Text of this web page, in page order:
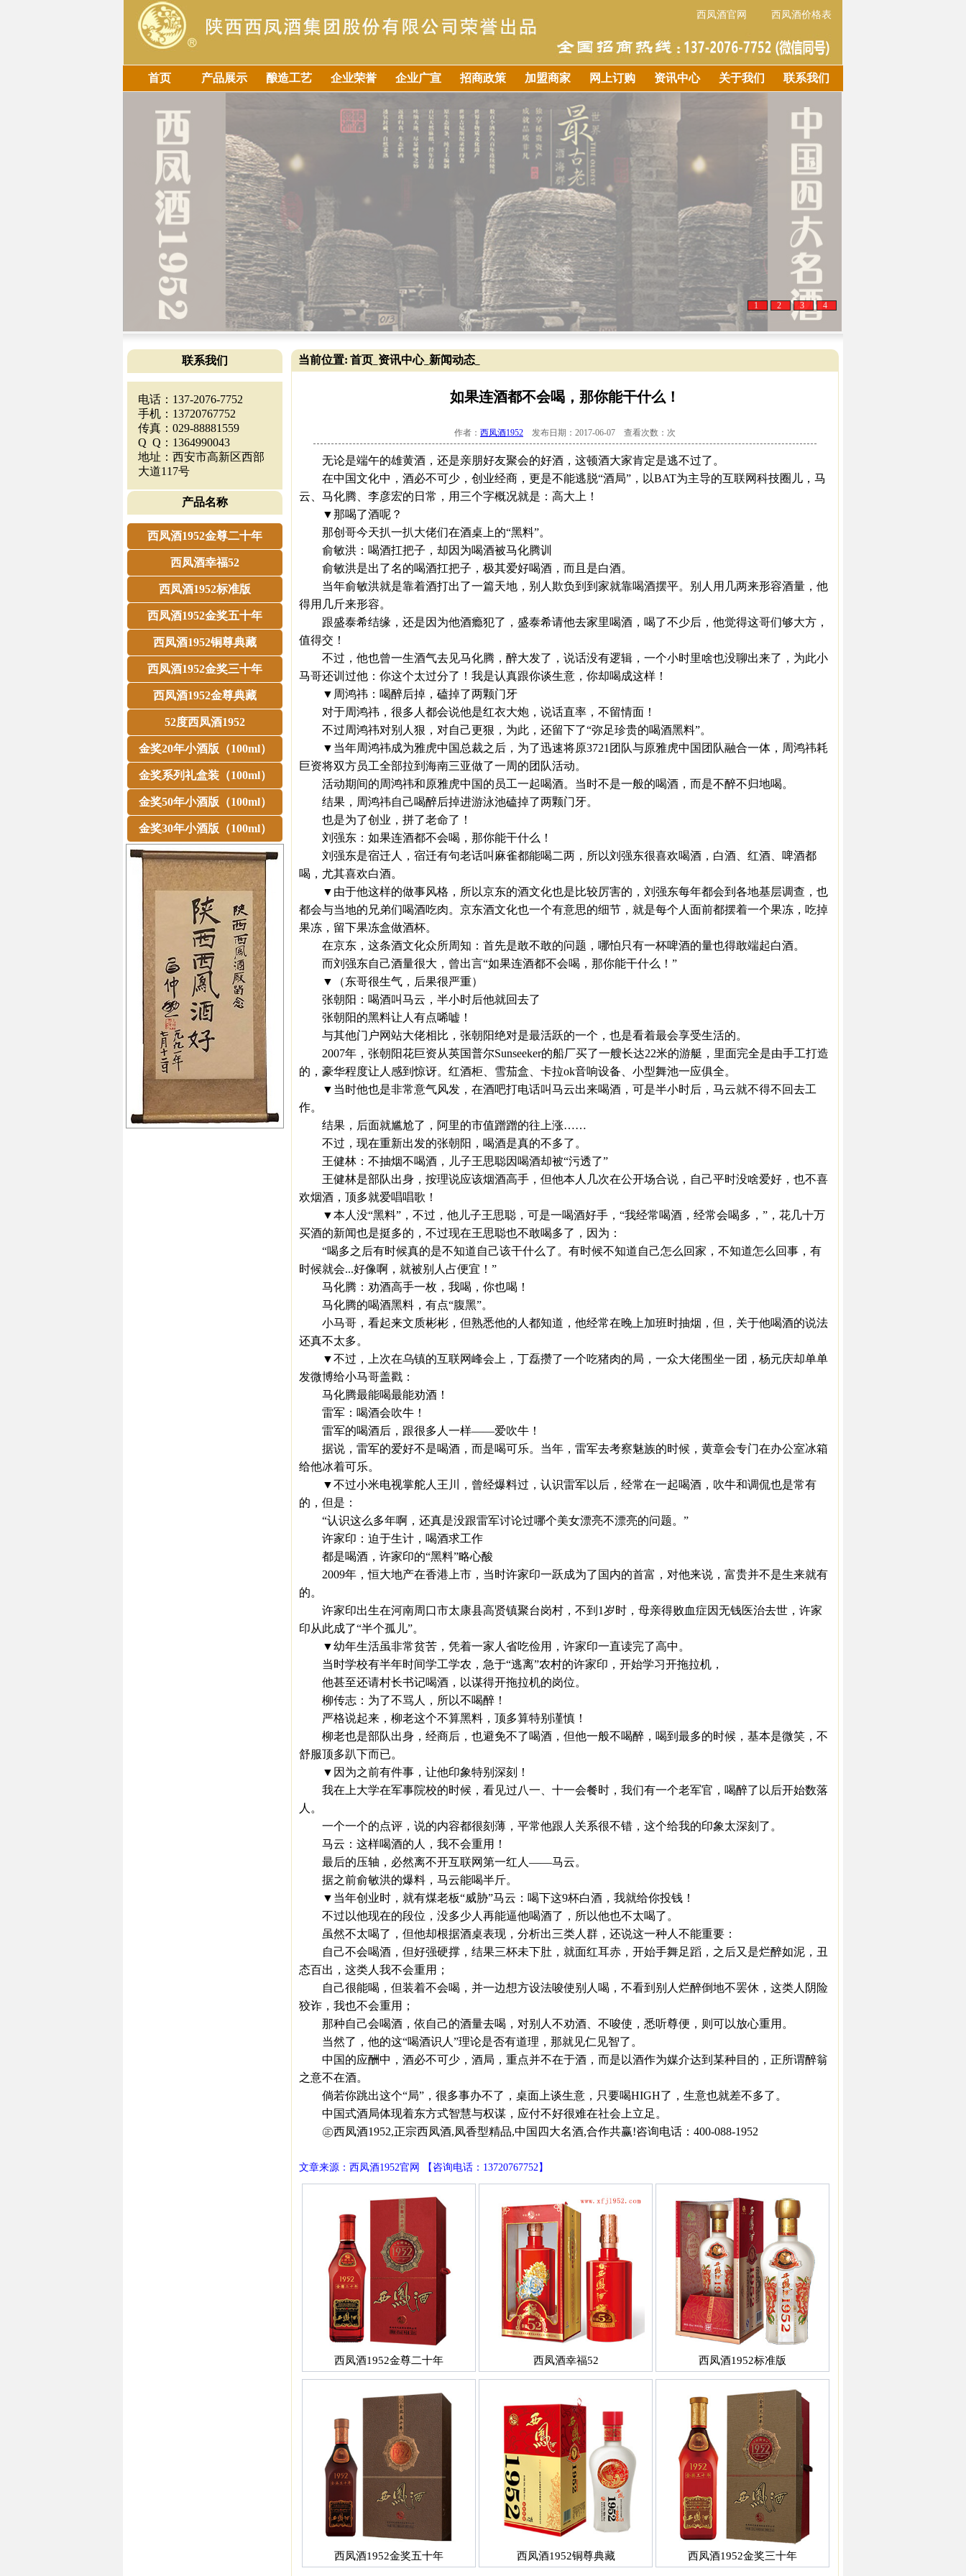
西凤酒官网 西凤酒价格表
首页 产品展示 酿造工艺 企业荣誉 企业广宣 招商政策 加盟商家 网上订购 资讯中心 关于我们 联系我们
1 2 3 4
联系我们
电话：137-2076-7752
手机：13720767752
传真：029-88881559
Q Q：1364990043
地址：西安市高新区西部
大道117号
产品名称
西凤酒1952金尊二十年
西凤酒幸福52
西凤酒1952标准版
西凤酒1952金奖五十年
西凤酒1952铜尊典藏
西凤酒1952金奖三十年
西凤酒1952金尊典藏
52度西凤酒1952
金奖20年小酒版（100ml）
金奖系列礼盒装（100ml）
金奖50年小酒版（100ml）
金奖30年小酒版（100ml）
当前位置: 首页 资讯中心_ 新闻动态
如果连酒都不会喝，那你能干什么！
作者： 西凤酒1952 发布日期：2017-06-07 查看次数： 次
无论是端午的雄黄酒，还是亲朋好友聚会的好酒，这顿酒大家肯定是逃不过了。
在中国文化中，酒必不可少，创业经商，更是不能逃脱“酒局”，以BAT为主导的互联网科技圈儿，马
云、马化腾、李彦宏的日常，用三个字概况就是：高大上！
▼那喝了酒呢？
那创哥今天扒一扒大佬们在酒桌上的“黑料”。
俞敏洪：喝酒扛把子，却因为喝酒被马化腾训
俞敏洪是出了名的喝酒扛把子，极其爱好喝酒，而且是白酒。
当年俞敏洪就是靠着酒打出了一篇天地，别人欺负到到家就靠喝酒摆平。别人用几两来形容酒量，他
得用几斤来形容。
跟盛泰希结缘，还是因为他酒瘾犯了，盛泰希请他去家里喝酒，喝了不少后，他觉得这哥们够大方，
值得交！
不过，他也曾一生酒气去见马化腾，醉大发了，说话没有逻辑，一个小时里啥也没聊出来了，为此小
马哥还训过他：你这个太过分了！我是认真跟你谈生意，你却喝成这样！
▼周鸿祎：喝醉后掉，磕掉了两颗门牙
对于周鸿祎，很多人都会说他是红衣大炮，说话直率，不留情面！
不过周鸿祎对别人狠，对自己更狠，为此，还留下了“弥足珍贵的喝酒黑料”。
▼当年周鸿祎成为雅虎中国总裁之后，为了迅速将原3721团队与原雅虎中国团队融合一体，周鸿祎耗
巨资将双方员工全部拉到海南三亚做了一周的团队活动。
活动期间的周鸿祎和原雅虎中国的员工一起喝酒。当时不是一般的喝酒，而是不醉不归地喝。
结果，周鸿祎自己喝醉后掉进游泳池磕掉了两颗门牙。
也是为了创业，拼了老命了！
刘强东：如果连酒都不会喝，那你能干什么！
刘强东是宿迁人，宿迁有句老话叫麻雀都能喝二两，所以刘强东很喜欢喝酒，白酒、红酒、啤酒都
喝，尤其喜欢白酒。
▼由于他这样的做事风格，所以京东的酒文化也是比较厉害的，刘强东每年都会到各地基层调查，也
都会与当地的兄弟们喝酒吃肉。京东酒文化也一个有意思的细节，就是每个人面前都摆着一个果冻，吃掉
果冻，留下果冻盒做酒杯。
在京东，这条酒文化众所周知：首先是敢不敢的问题，哪怕只有一杯啤酒的量也得敢端起白酒。
而刘强东自己酒量很大，曾出言“如果连酒都不会喝，那你能干什么！”
▼（东哥很生气，后果很严重）
张朝阳：喝酒叫马云，半小时后他就回去了
张朝阳的黑料让人有点唏嘘！
与其他门户网站大佬相比，张朝阳绝对是最活跃的一个，也是看着最会享受生活的。
2007年，张朝阳花巨资从英国普尔Sunseeker的船厂买了一艘长达22米的游艇，里面完全是由手工打造
的，豪华程度让人感到惊讶。红酒柜、雪茄盒、卡拉ok音响设备、小型舞池一应俱全。
▼当时他也是非常意气风发，在酒吧打电话叫马云出来喝酒，可是半小时后，马云就不得不回去工
作。
结果，后面就尴尬了，阿里的市值蹭蹭的往上涨……
不过，现在重新出发的张朝阳，喝酒是真的不多了。
王健林：不抽烟不喝酒，儿子王思聪因喝酒却被“污透了”
王健林是部队出身，按理说应该烟酒高手，但他本人几次在公开场合说，自己平时没啥爱好，也不喜
欢烟酒，顶多就爱唱唱歌！
▼本人没“黑料”，不过，他儿子王思聪，可是一喝酒好手，“我经常喝酒，经常会喝多，”，花几十万
买酒的新闻也是挺多的，不过现在王思聪也不敢喝多了，因为：
“喝多之后有时候真的是不知道自己该干什么了。有时候不知道自己怎么回家，不知道怎么回事，有
时候就会...好像啊，就被别人占便宜！”
马化腾：劝酒高手一枚，我喝，你也喝！
马化腾的喝酒黑料，有点“腹黑”。
小马哥，看起来文质彬彬，但熟悉他的人都知道，他经常在晚上加班时抽烟，但，关于他喝酒的说法
还真不太多。
▼不过，上次在乌镇的互联网峰会上，丁磊攒了一个吃猪肉的局，一众大佬围坐一团，杨元庆却单单
发微博给小马哥盖戳：
马化腾最能喝最能劝酒！
雷军：喝酒会吹牛！
雷军的喝酒后，跟很多人一样——爱吹牛！
据说，雷军的爱好不是喝酒，而是喝可乐。当年，雷军去考察魅族的时候，黄章会专门在办公室冰箱
给他冰着可乐。
▼不过小米电视掌舵人王川，曾经爆料过，认识雷军以后，经常在一起喝酒，吹牛和调侃也是常有
的，但是：
“认识这么多年啊，还真是没跟雷军讨论过哪个美女漂亮不漂亮的问题。”
许家印：迫于生计，喝酒求工作
都是喝酒，许家印的“黑料”略心酸
2009年，恒大地产在香港上市，当时许家印一跃成为了国内的首富，对他来说，富贵并不是生来就有
的。
许家印出生在河南周口市太康县高贤镇聚台岗村，不到1岁时，母亲得败血症因无钱医治去世，许家
印从此成了“半个孤儿”。
▼幼年生活虽非常贫苦，凭着一家人省吃俭用，许家印一直读完了高中。
当时学校有半年时间学工学农，急于“逃离”农村的许家印，开始学习开拖拉机，
他甚至还请村长书记喝酒，以谋得开拖拉机的岗位。
柳传志：为了不骂人，所以不喝醉！
严格说起来，柳老这个不算黑料，顶多算特别谨慎！
柳老也是部队出身，经商后，也避免不了喝酒，但他一般不喝醉，喝到最多的时候，基本是微笑，不
舒服顶多趴下而已。
▼因为之前有件事，让他印象特别深刻！
我在上大学在军事院校的时候，看见过八一、十一会餐时，我们有一个老军官，喝醉了以后开始数落
人。
一个一个的点评，说的内容都很刻薄，平常他跟人关系很不错，这个给我的印象太深刻了。
马云：这样喝酒的人，我不会重用！
最后的压轴，必然离不开互联网第一红人——马云。
据之前俞敏洪的爆料，马云能喝半斤。
▼当年创业时，就有煤老板“威胁”马云：喝下这9杯白酒，我就给你投钱！
不过以他现在的段位，没多少人再能逼他喝酒了，所以他也不太喝了。
虽然不太喝了，但他却根据酒桌表现，分析出三类人群，还说这一种人不能重要：
自己不会喝酒，但好强硬撑，结果三杯未下肚，就面红耳赤，开始手舞足蹈，之后又是烂醉如泥，丑
态百出，这类人我不会重用；
自己很能喝，但装着不会喝，并一边想方设法唆使别人喝，不看到别人烂醉倒地不罢休，这类人阴险
狡诈，我也不会重用；
那种自己会喝酒，依自己的酒量去喝，对别人不劝酒、不唆使，悉听尊便，则可以放心重用。
当然了，他的这“喝酒识人”理论是否有道理，那就见仁见智了。
中国的应酬中，酒必不可少，酒局，重点并不在于酒，而是以酒作为媒介达到某种目的，正所谓醉翁
之意不在酒。
倘若你跳出这个“局”，很多事办不了，桌面上谈生意，只要喝HIGH了，生意也就差不多了。
中国式酒局体现着东方式智慧与权谋，应付不好很难在社会上立足。
㊣西凤酒1952,正宗西凤酒,凤香型精品,中国四大名酒,合作共赢!咨询电话：400-088-1952
文章来源：西凤酒1952官网 【咨询电话：13720767752】
西凤酒1952金尊二十年 西凤酒幸福52 西凤酒1952标准版
西凤酒1952金奖五十年 西凤酒1952铜尊典藏 西凤酒1952金奖三十年